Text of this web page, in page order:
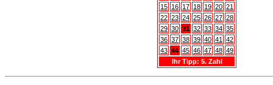
15 16 17 18 19 20 21
22 23 24 25 26 27 28
29 30 31 32 33 34 35
36 37 38 39 40 41
42
43 44 45 46 47 48 49
Ihr Tipp: 5. Zahl